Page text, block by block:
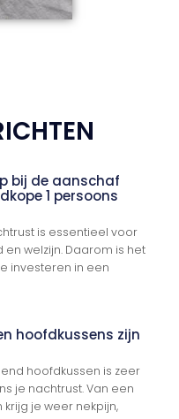
bij de aanschaf
1 persoons
is essentieel voor
en welzijn. Daarom is het
investeren in een
hoofdkussens zijn
hoofdkussen is zeer
je nachtrust. Van een
krijg je weer nekpijn,